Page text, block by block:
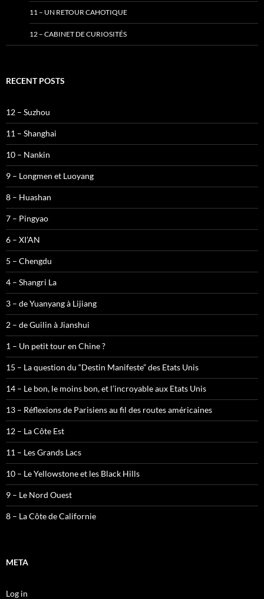
11 – UN RETOUR CAHOTIQUE
12 – CABINET DE CURIOSITÉS
RECENT POSTS
12 – Suzhou
11 – Shanghai
10 – Nankin
9 – Longmen et Luoyang
8 – Huashan
7 – Pingyao
6 – XI’AN
5 – Chengdu
4 – Shangri La
3 – de Yuanyang à Lijiang
2 – de Guilin à Jianshui
1 – Un petit tour en Chine ?
15 – La question du “Destin Manifeste” des Etats Unis
14 – Le bon, le moins bon, et l’incroyable aux Etats Unis
13 – Réflexions de Parisiens au fil des routes américaines
12 – La Côte Est
11 – Les Grands Lacs
10 – Le Yellowstone et les Black Hills
9 – Le Nord Ouest
8 – La Côte de Californie
META
Log in